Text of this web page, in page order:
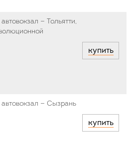
— Тольятти,
купить
— Сызрань
купить